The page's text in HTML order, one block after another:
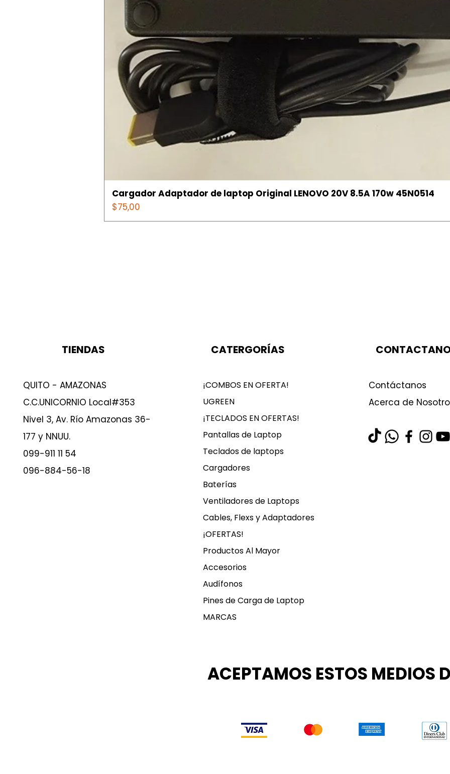
Cargador Adaptador de laptop Original LENOVO 20V 8.5A 170w 45N0514
Precio
$75,00
TIENDAS
QUITO - AMAZONAS
C.C.UNICORNIO Local#353
Nivel 3, Av. Río Amazonas 36-
177 y NNUU.
099-911 11 54
096-884-56-18
CATERGORÍAS
¡COMBOS EN OFERTA!
UGREEN
¡TECLADOS EN OFERTAS!
Pantallas de Laptop
Teclados de laptops
Cargadores
Baterías
Ventiladores de Laptops
Cables, Flexs y Adaptadores
¡OFERTAS!
Productos Al Mayor
Accesorios
Audífonos
Pines de Carga de Laptop
MARCAS
Contáctanos
Acerca de
ACEPTAMOS ESTOS MEDIOS